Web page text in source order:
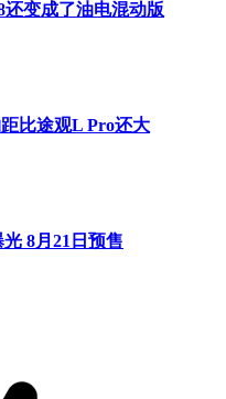
变成了油电混动版
比途观L Pro还大
8月21日预售